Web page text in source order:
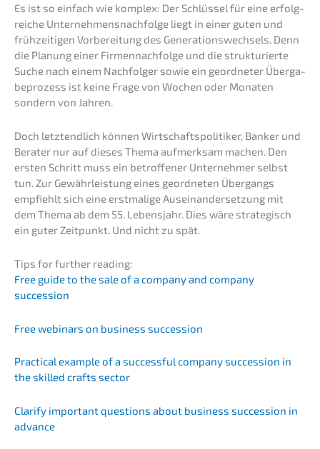
Es ist so einfach wie komplex: Der Schlüs­sel für eine erfolg­
rei­che Unternehmens­nachfolge liegt in einer guten und
frühzei­ti­gen Vorbe­rei­tung des Genera­ti­ons­wech­sels. Denn
die Planung einer Firmen­nach­fol­ge und die struk­tu­rier­te
Suche nach einem Nachfol­ger sowie ein geord­ne­ter Überga­
be­pro­zess ist keine Frage von Wochen oder Monaten
sondern von Jahren.
Doch letzt­end­lich können Wirtschafts­po­li­ti­ker, Banker und
Berater nur auf dieses Thema aufmerk­sam machen. Den
ersten Schritt muss ein betrof­fe­ner Unter­neh­mer selbst
tun. Zur Gewähr­leis­tung eines geord­ne­ten Übergangs
empfiehlt sich eine erstma­li­ge Ausein­an­der­set­zung mit
dem Thema ab dem 55. Lebens­jahr. Dies wäre strate­gisch
ein guter Zeitpunkt. Und nicht zu spät.
Tips for further reading:
Free guide to the sale of a compa­ny and compa­ny
succession
Free webinars on business succession
Practi­cal examp­le of a successful compa­ny succes­si­on in
the skilled crafts sector
Clari­fy important questi­ons about business succes­si­on in
advance